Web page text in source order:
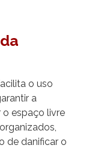
o uso
a
o espaço livre
de danificar o